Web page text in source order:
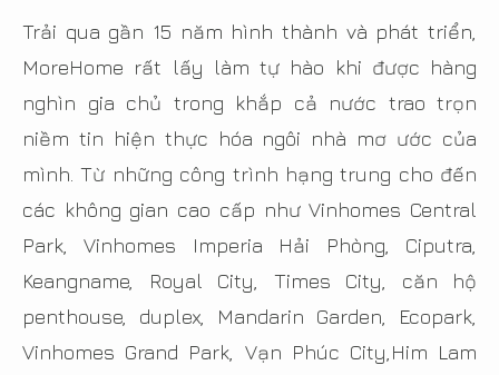
Trải qua gần 15 năm hình thành và phát triển,
MoreHome rất lấy làm tự hào khi được hàng
nghìn gia chủ trong khắp cả nước trao trọn
niềm tin hiện thực hóa ngôi nhà mơ ước của
mình. Từ những công trình hạng trung cho đến
các không gian cao cấp như Vinhomes Central
Park, Vinhomes Imperia Hải Phòng, Ciputra,
Keangname, Royal City, Times City, căn hộ
penthouse, duplex, Mandarin Garden, Ecopark,
Vinhomes Grand Park, Vạn Phúc City,Him Lam